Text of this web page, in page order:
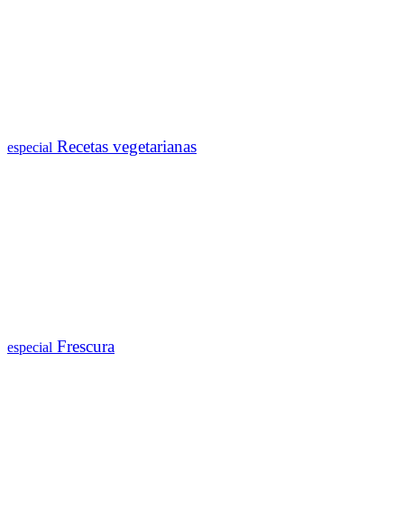
especial Recetas vegetarianas
especial Frescura